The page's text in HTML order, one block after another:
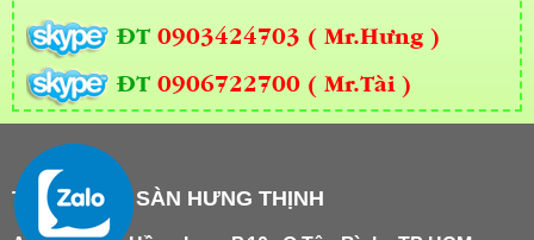
ĐT 0903424703 ( Mr.Hưng )
ĐT 0906722700 ( Mr.Tài )
THẢM TRẢI SÀN HƯNG THỊNH